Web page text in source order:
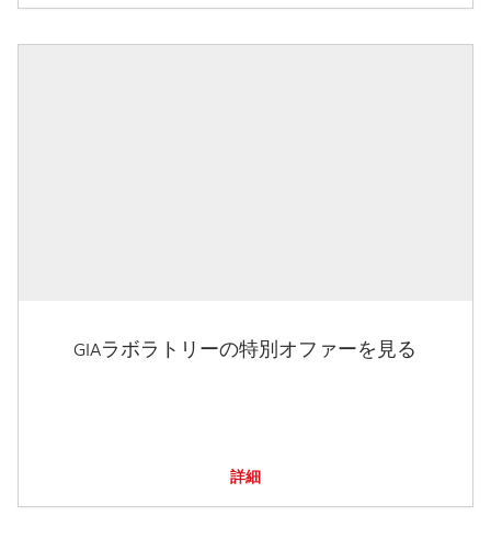
GIAラボラトリーの特別オファーを見る
詳細